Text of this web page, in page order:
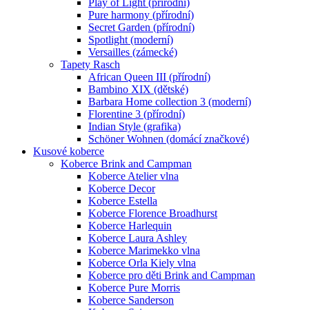
Pure harmony (přírodní)
Secret Garden (přírodní)
Spotlight (moderní)
Versailles (zámecké)
Tapety Rasch
African Queen III (přírodní)
Bambino XIX (dětské)
Barbara Home collection 3 (moderní)
Florentine 3 (přírodní)
Indian Style (grafika)
Schöner Wohnen (domácí značkové)
Kusové koberce
Koberce Brink and Campman
Koberce Atelier vlna
Koberce Decor
Koberce Estella
Koberce Florence Broadhurst
Koberce Harlequin
Koberce Laura Ashley
Koberce Marimekko vlna
Koberce Orla Kiely vlna
Koberce pro děti Brink and Campman
Koberce Pure Morris
Koberce Sanderson